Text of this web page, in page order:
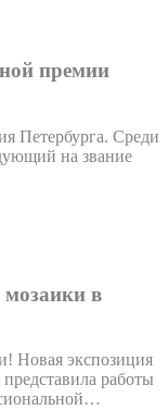
премии
Петербурга. Среди
на звание
в
Новая экспозиция
работы